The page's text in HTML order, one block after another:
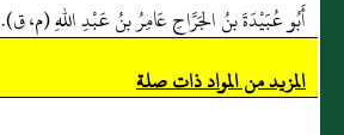
أَبُو عُبَيْدَةَ بنُ الجَرَّاحِ عَامِرُ بنُ عَبْدِ اللهِ (م، ق).
المزيد من المواد ذات صلة